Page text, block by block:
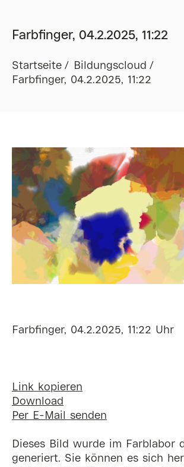
Farbfinger, 04.2.2025, 11:22
Startseite
Bildungscloud
Farbfinger, 04.2.2025, 11:22
Farbfinger, 04.2.2025, 11:22 Uhr
Link kopieren
Download
Per E-Mail senden
Dieses Bild wurde im Farblabor
generiert. Sie können es sich